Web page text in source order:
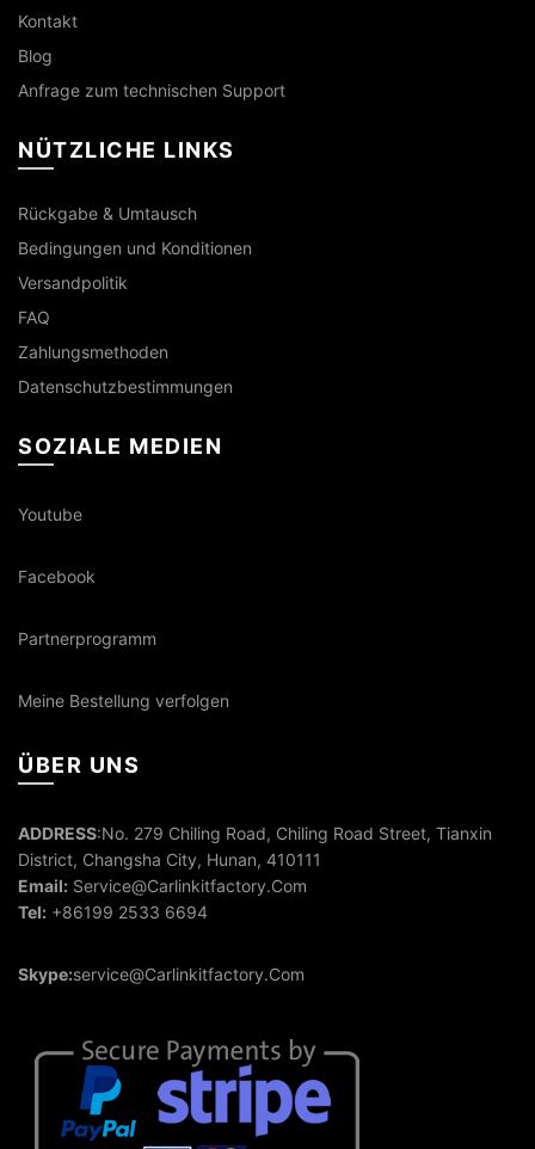
Kontakt
Blog
Anfrage zum technischen Support
NÜTZLICHE LINKS
Rückgabe & Umtausch
Bedingungen und Konditionen
Versandpolitik
FAQ
Zahlungsmethoden
Datenschutzbestimmungen
SOZIALE MEDIEN
Youtube
Facebook
Partnerprogramm
Meine Bestellung verfolgen
ÜBER UNS
ADDRESS:No. 279 Chiling Road, Chiling Road Street, Tianxin
District, Changsha City, Hunan, 410111
Email: Service@Carlinkitfactory.Com
Tel: +86199 2533 6694
Skype:service@Carlinkitfactory.Com